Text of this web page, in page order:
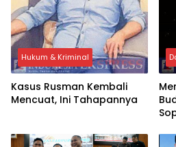
Hukum & Kriminal
Kasus Rusman Kembali
Mencuat, Ini Tahapannya